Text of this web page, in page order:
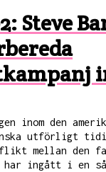
Steve
inom den
utförligt
mellan den
har ingått i en